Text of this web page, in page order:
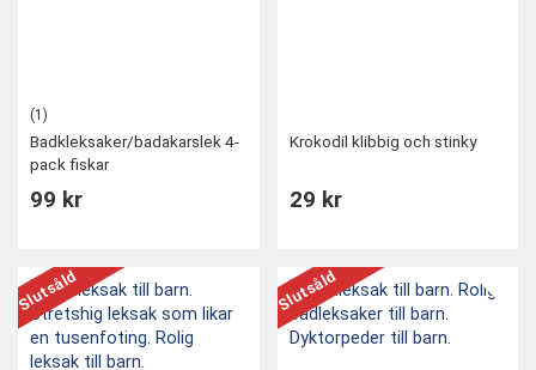
(1)
Badkleksaker/badakarslek 4-
pack fiskar
99 kr
Krokodil klibbig och stinky
29 kr
Slutsåld Slutsåld